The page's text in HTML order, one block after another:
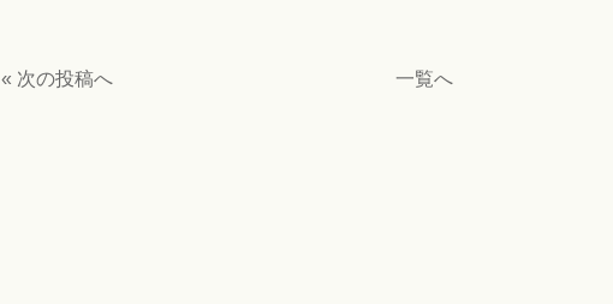
一覧へ
« 次の投稿へ